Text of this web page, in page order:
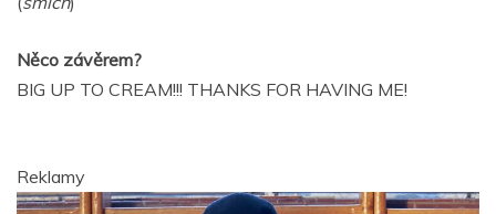
Něco závěrem?
BIG UP TO CREAM!!! THANKS FOR HAVING ME!
Reklamy